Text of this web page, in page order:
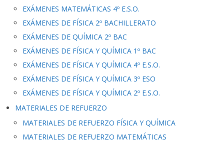
EXÁMENES MATEMÁTICAS 4º E.S.O.
EXÁMENES DE FÍSICA 2º BACHILLERATO
EXÁMENES DE QUÍMICA 2º BAC
EXÁMENES DE FÍSICA Y QUÍMICA 1º BAC
EXÁMENES DE FÍSICA Y QUÍMICA 4º E.S.O.
EXÁMENES DE FÍSICA Y QUÍMICA 3º ESO
EXÁMENES DE FÍSICA Y QUÍMICA 2º E.S.O.
MATERIALES DE REFUERZO
MATERIALES DE REFUERZO FÍSICA Y QUÍMICA
MATERIALES DE REFUERZO MATEMÁTICAS